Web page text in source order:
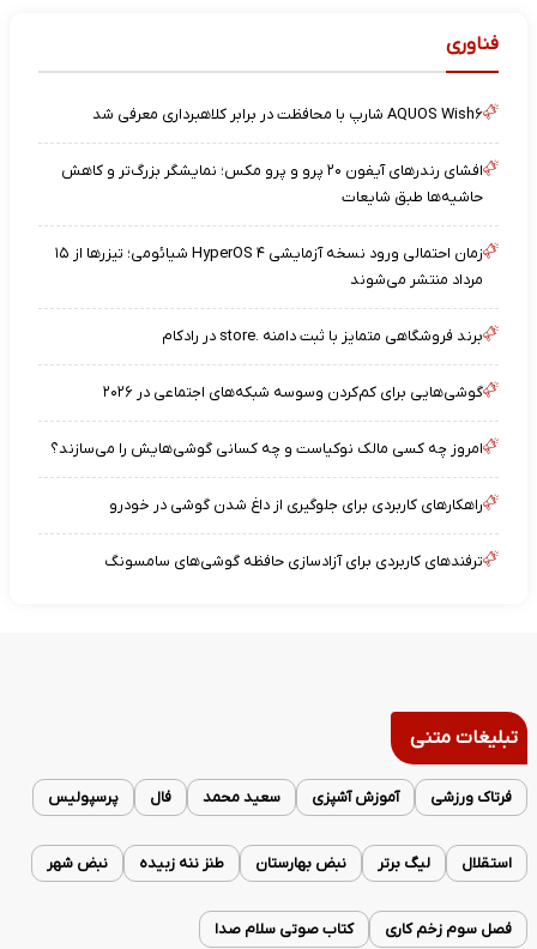
فناوری
AQUOS Wish۶ شارپ با محافظت در برابر کلاهبرداری معرفی شد
افشای رندرهای آیفون ۲۰ پرو و پرو مکس؛ نمایشگر بزرگ‌تر و کاهش
حاشیه‌ها طبق شایعات
زمان احتمالی ورود نسخه آزمایشی HyperOS ۴ شیائومی؛ تیزرها از ۱۵
مرداد منتشر می‌شوند
برند فروشگاهی متمایز با ثبت دامنه .store در رادکام
گوشی‌هایی برای کم‌کردن وسوسه شبکه‌های اجتماعی در ۲۰۲۶
امروز چه کسی مالک نوکیاست و چه کسانی گوشی‌هایش را می‌سازند؟
راهکارهای کاربردی برای جلوگیری از داغ شدن گوشی در خودرو
ترفندهای کاربردی برای آزادسازی حافظه گوشی‌های سامسونگ
تبلیغات متنی
فرتاک ورزشی آموزش آشپزی سعید محمد فال پرسپولیس
استقلال لیگ برتر نبض بهارستان طنز ننه زبیده نبض شهر
فصل سوم زخم کاری کتاب صوتی سلام صدا